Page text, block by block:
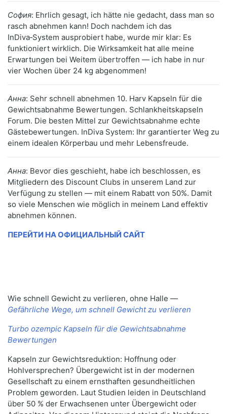
София: Ehrlich gesagt, ich hätte nie gedacht, dass man so
rasch abnehmen kann! Doch nachdem ich das
InDiva‑System ausprobiert habe, wurde mir klar: Es
funktioniert wirklich. Die Wirksamkeit hat alle meine
Erwartungen bei Weitem übertroffen — ich habe in nur
vier Wochen über 24 kg abgenommen!
Анна: Sehr schnell abnehmen 10. Harv Kapseln für die
Gewichtsabnahme Bewertungen. Schlankheitskapseln
Forum. Die besten Mittel zur Gewichtsabnahme echte
Gästebewertungen. InDiva System: Ihr garantierter Weg zu
einem idealen Körperbau und mehr Lebensfreude.
Анна: Bevor dies geschieht, habe ich beschlossen, es
Mitgliedern des Discount Clubs in unserem Land zur
Verfügung zu stellen — mit einem Rabatt von 50%. Damit
so viele Menschen wie möglich in meinem Land effektiv
abnehmen können.
ПЕРЕЙТИ НА ОФИЦИАЛЬНЫЙ САЙТ
Wie schnell Gewicht zu verlieren, ohne Halle —
Gefährliche Wege, um schnell Gewicht zu verlieren
Turbo ozempic Kapseln für die Gewichtsabnahme
Bewertungen
Kapseln zur Gewichtsreduktion: Hoffnung oder
Hohlversprechen? Übergewicht ist in der modernen
Gesellschaft zu einem ernsthaften gesundheitlichen
Problem geworden. Laut Studien leiden in Deutschland
über 50 % der Erwachsenen unter Übergewicht oder